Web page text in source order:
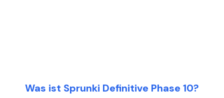
Was ist Sprunki Definitive Phase 10?